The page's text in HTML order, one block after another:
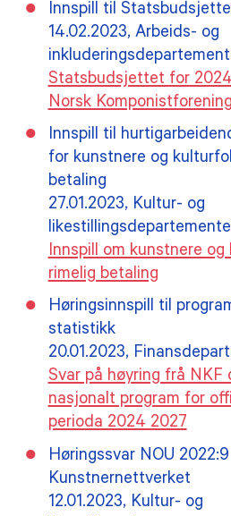
Innspill til
14.02.2023, Arbeids- og
Statsbudsjettet for
Norsk Komponistforening
Innspill til
for kunstnere og
betaling
27.01.2023, Kultur- og
Innspill om kunstnere
rimelig betaling
Høringsinnspill til
statistikk
20.01.2023,
Svar på høyring frå NKF
nasjonalt program for
perioda 2024 2027
Høringssvar NOU
Kunstnernettverket
12.01.2023, Kultur- og